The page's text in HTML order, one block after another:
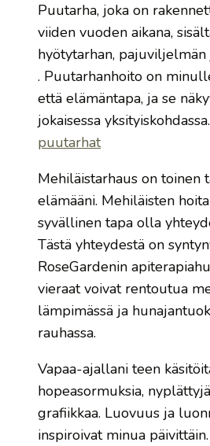
Puutarha, joka on
viiden vuoden aikana,
hyötytarhan, pajuviljelmän
. Puutarhanhoito on
että elämäntapa, ja se
jokaisessa yksityiskohdassa.​
puutarhat
Mehiläistarhaus on toinen
elämääni. Mehiläisten
syvällinen tapa olla
Tästä yhteydestä on
RoseGardenin
vieraat voivat rentoutua
lämpimässä ja
rauhassa.​
Vapaa-ajallani teen
hopeasormuksia,
grafiikkaa. Luovuus ja
inspiroivat minua päivittäin.​